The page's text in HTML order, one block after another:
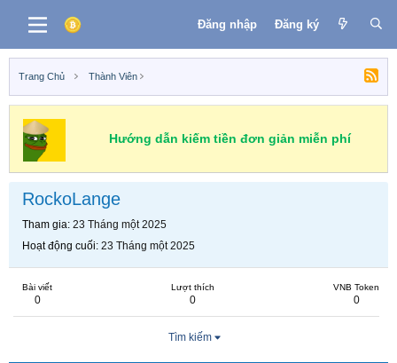
Đăng nhập Đăng ký
Trang Chủ Thành Viên
Hướng dẫn kiếm tiền đơn giản miễn phí
RockoLange
Tham gia 23 Tháng một 2025
Hoạt động cuối 23 Tháng một 2025
Bài viết
0
Lượt thích
0
VNB Token
0
Tìm kiếm